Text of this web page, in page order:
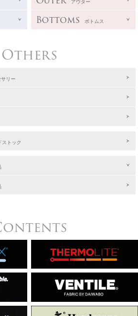
アウター
Bottoms ボトムス
Others
リー
ストック